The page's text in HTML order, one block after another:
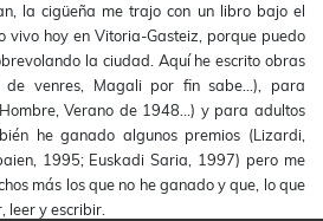
la cigüeña me trajo con un libro bajo el
vivo hoy en Vitoria-Gasteiz, porque puedo
la ciudad. Aquí he escrito obras
venres, Magali por fin sabe...), para
Verano de 1948...) y para adultos
he ganado algunos premios (Lizardi,
1995; Euskadi Saria, 1997) pero me
más los que no he ganado y que, lo que
leer y escribir.